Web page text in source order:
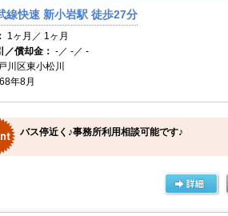
線快速 新小岩駅 徒歩27分
1ヶ月／ 1ヶ月
／償却金： -／ -／ -
川区東小松川
年8月
バス停近く♪事務所利用相談可能です♪